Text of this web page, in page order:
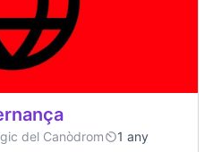
del Canòdrom
1 any